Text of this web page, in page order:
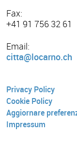
Fax:
+41 91 756 32 61
Email:
citta@locarno.ch
Privacy Policy
Cookie Policy
Aggiornare
Impressum